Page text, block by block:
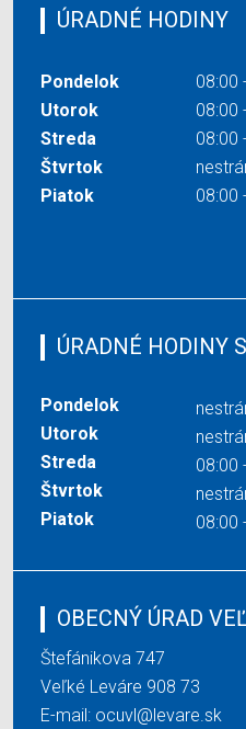
ÚRADNÉ HODINY
Pondelok
08:00
Utorok
08:00
Streda
08:00
Štvrtok
Piatok
08:00
ÚRADNÉ HODINY
Pondelok
Utorok
Streda
08:00
Štvrtok
Piatok
08:00
OBECNÝ ÚRAD
Štefánikova 747
Veľké Leváre 908 73
E-mail: ocuvl@levare.sk